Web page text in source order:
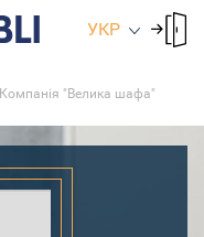
УКР
Компанія "Велика шафа"